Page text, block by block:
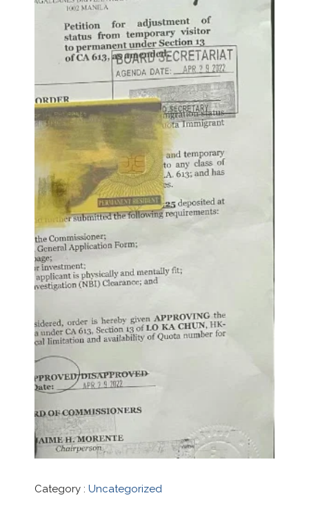
Category : Uncategorized